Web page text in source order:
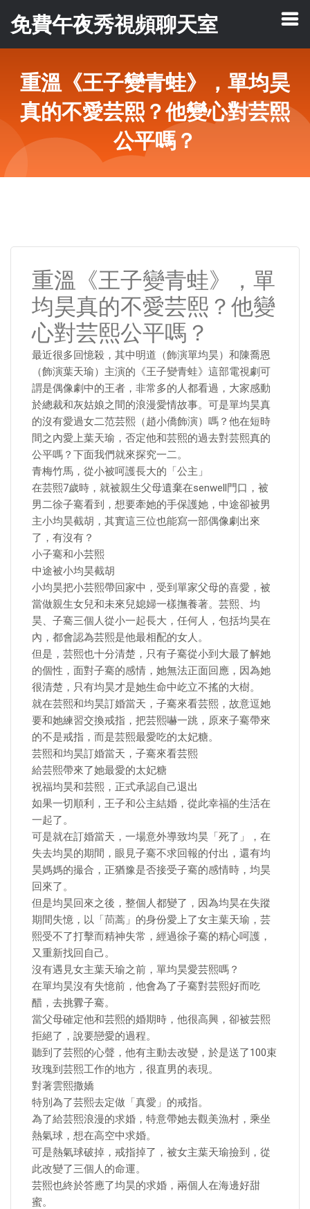
免費午夜秀視頻聊天室
重溫《王子變青蛙》，單均昊
真的不愛芸熙？他變心對芸熙
公平嗎？
重溫《王子變青蛙》，單
均昊真的不愛芸熙？他變
心對芸熙公平嗎？
最近很多回憶殺，其中明道（飾演單均昊）和陳喬恩
（飾演葉天瑜）主演的《王子變青蛙》這部電視劇可
謂是偶像劇中的王者，非常多的人都看過，大家感動
於總裁和灰姑娘之間的浪漫愛情故事。可是單均昊真
的沒有愛過女二范芸熙（趙小僑飾演）嗎？他在短時
間之內愛上葉天瑜，否定他和芸熙的過去對芸熙真的
公平嗎？下面我們就來探究一二。
青梅竹馬，從小被呵護長大的「公主」
在芸熙7歲時，就被親生父母遺棄在senwell門口，被
男二徐子騫看到，想要牽她的手保護她，中途卻被男
主小均昊截胡，其實這三位也能寫一部偶像劇出來
了，有沒有？
小子騫和小芸熙
中途被小均昊截胡
小均昊把小芸熙帶回家中，受到單家父母的喜愛，被
當做親生女兒和未來兒媳婦一樣撫養著。芸熙、均
昊、子騫三個人從小一起長大，任何人，包括均昊在
內，都會認為芸熙是他最相配的女人。
但是，芸熙也十分清楚，只有子騫從小到大最了解她
的個性，面對子騫的感情，她無法正面回應，因為她
很清楚，只有均昊才是她生命中屹立不搖的大樹。
就在芸熙和均昊訂婚當天，子騫來看芸熙，故意逗她
要和她練習交換戒指，把芸熙嚇一跳，原來子騫帶來
的不是戒指，而是芸熙最愛吃的太妃糖。
芸熙和均昊訂婚當天，子騫來看芸熙
給芸熙帶來了她最愛的太妃糖
祝福均昊和芸熙，正式承認自己退出
如果一切順利，王子和公主結婚，從此幸福的生活在
一起了。
可是就在訂婚當天，一場意外導致均昊「死了」，在
失去均昊的期間，眼見子騫不求回報的付出，還有均
昊媽媽的撮合，正猶豫是否接受子騫的感情時，均昊
回來了。
但是均昊回來之後，整個人都變了，因為均昊在失蹤
期間失憶，以「茼蒿」的身份愛上了女主葉天瑜，芸
熙受不了打擊而精神失常，經過徐子騫的精心呵護，
又重新找回自己。
沒有遇見女主葉天瑜之前，單均昊愛芸熙嗎？
在單均昊沒有失憶前，他會為了子騫對芸熙好而吃
醋，去挑釁子騫。
當父母確定他和芸熙的婚期時，他很高興，卻被芸熙
拒絕了，說要戀愛的過程。
聽到了芸熙的心聲，他有主動去改變，於是送了100束
玫瑰到芸熙工作的地方，很直男的表現。
對著雲熙撒嬌
特別為了芸熙去定做「真愛」的戒指。
為了給芸熙浪漫的求婚，特意帶她去觀美漁村，乘坐
熱氣球，想在高空中求婚。
可是熱氣球破掉，戒指掉了，被女主葉天瑜撿到，從
此改變了三個人的命運。
芸熙也終於答應了均昊的求婚，兩個人在海邊好甜
蜜。